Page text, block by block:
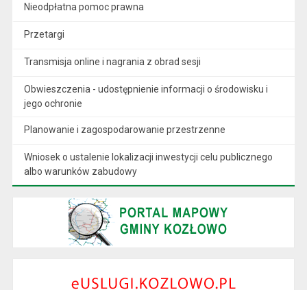
Nieodpłatna pomoc prawna
Przetargi
Transmisja online i nagrania z obrad sesji
Obwieszczenia - udostępnienie informacji o środowisku i
jego ochronie
Planowanie i zagospodarowanie przestrzenne
Wniosek o ustalenie lokalizacji inwestycji celu publicznego
albo warunków zabudowy